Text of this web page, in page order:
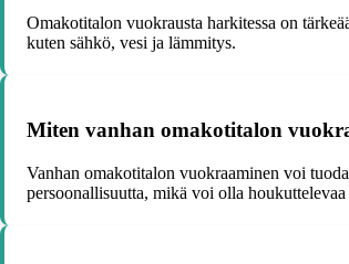
Omakotitalon vuokrausta harkitessa on
kuten sähkö, vesi ja lämmitys.
Miten vanhan omakotitalon
Vanhan omakotitalon vuokraaminen voi
persoonallisuutta, mikä voi olla